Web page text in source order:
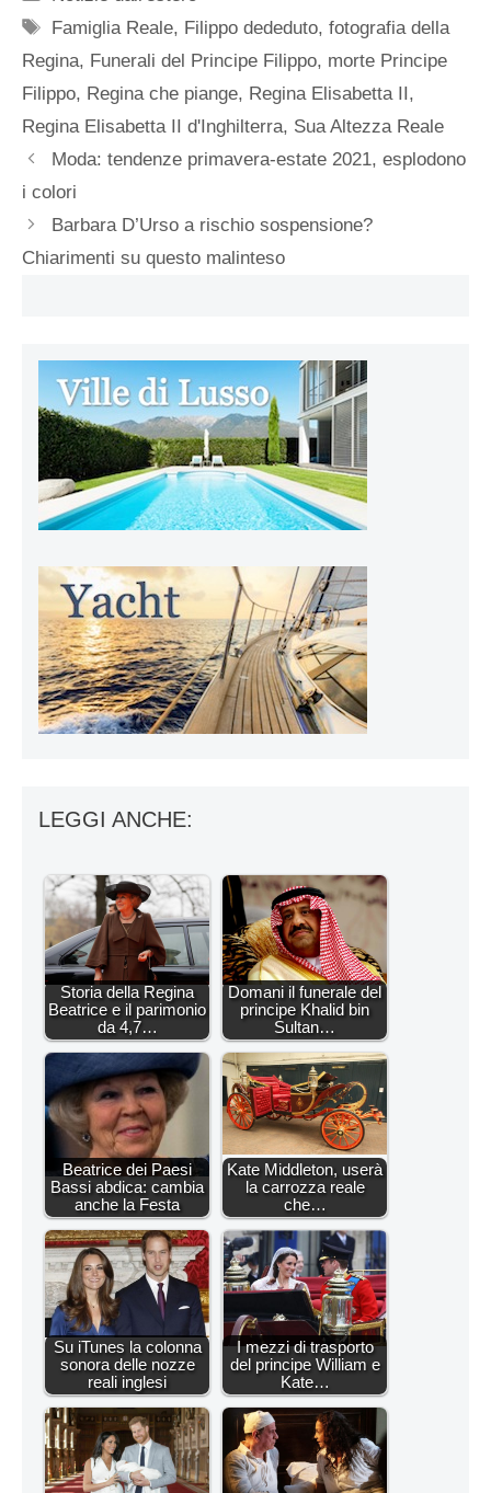
Tag
Famiglia Reale, Filippo dededuto,fotografia della
Regina, Funerali del Principe Filippo, morte Principe
Filippo, Regina che piange, Regina Elisabetta II,
Regina Elisabetta II d'Inghilterra, Sua Altezza Reale
Moda: tendenze primavera-estate 2021, esplodono
i colori
Barbara D’Urso a rischio sospensione?
Chiarimenti su questo malinteso
LEGGI ANCHE:
Storia della Regina
Beatrice e il parimonio
da 4,7…
Domani il funerale del
principe Khalid bin
Sultan…
Beatrice dei Paesi
Bassi abdica: cambia
anche la Festa
Kate Middleton, userà
la carrozza reale
che…
Su iTunes la colonna
sonora delle nozze
reali inglesi
I mezzi di trasporto
del principe William e
Kate…